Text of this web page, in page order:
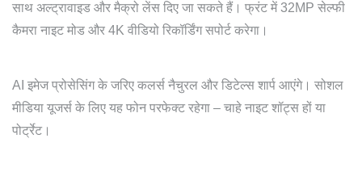
साथ अल्ट्रावाइड और मैक्रो लेंस दिए जा सकते हैं। फ्रंट में 32MP सेल्फी
कैमरा नाइट मोड और 4K वीडियो रिकॉर्डिंग सपोर्ट करेगा।
AI इमेज प्रोसेसिंग के जरिए कलर्स नैचुरल और डिटेल्स शार्प आएंगे। सोशल
मीडिया यूजर्स के लिए यह फोन परफेक्ट रहेगा – चाहे नाइट शॉट्स हों या
पोर्ट्रेट।